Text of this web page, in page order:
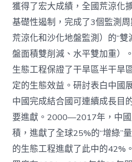
獲得了宏大成績，全國荒涼化
基礎性遏制，完成了3個監測
荒涼化和沙化地盤監測）的“雙
盤面積雙削減、水平雙加重）
生態工程保證了干旱區半干旱
定的生態效益。研討表白中國
中國完成結合國可連續成長目
要進獻。2000—2017年，中
積，進獻了全球25%的“增綠”
的生態工程進獻了此中的42%